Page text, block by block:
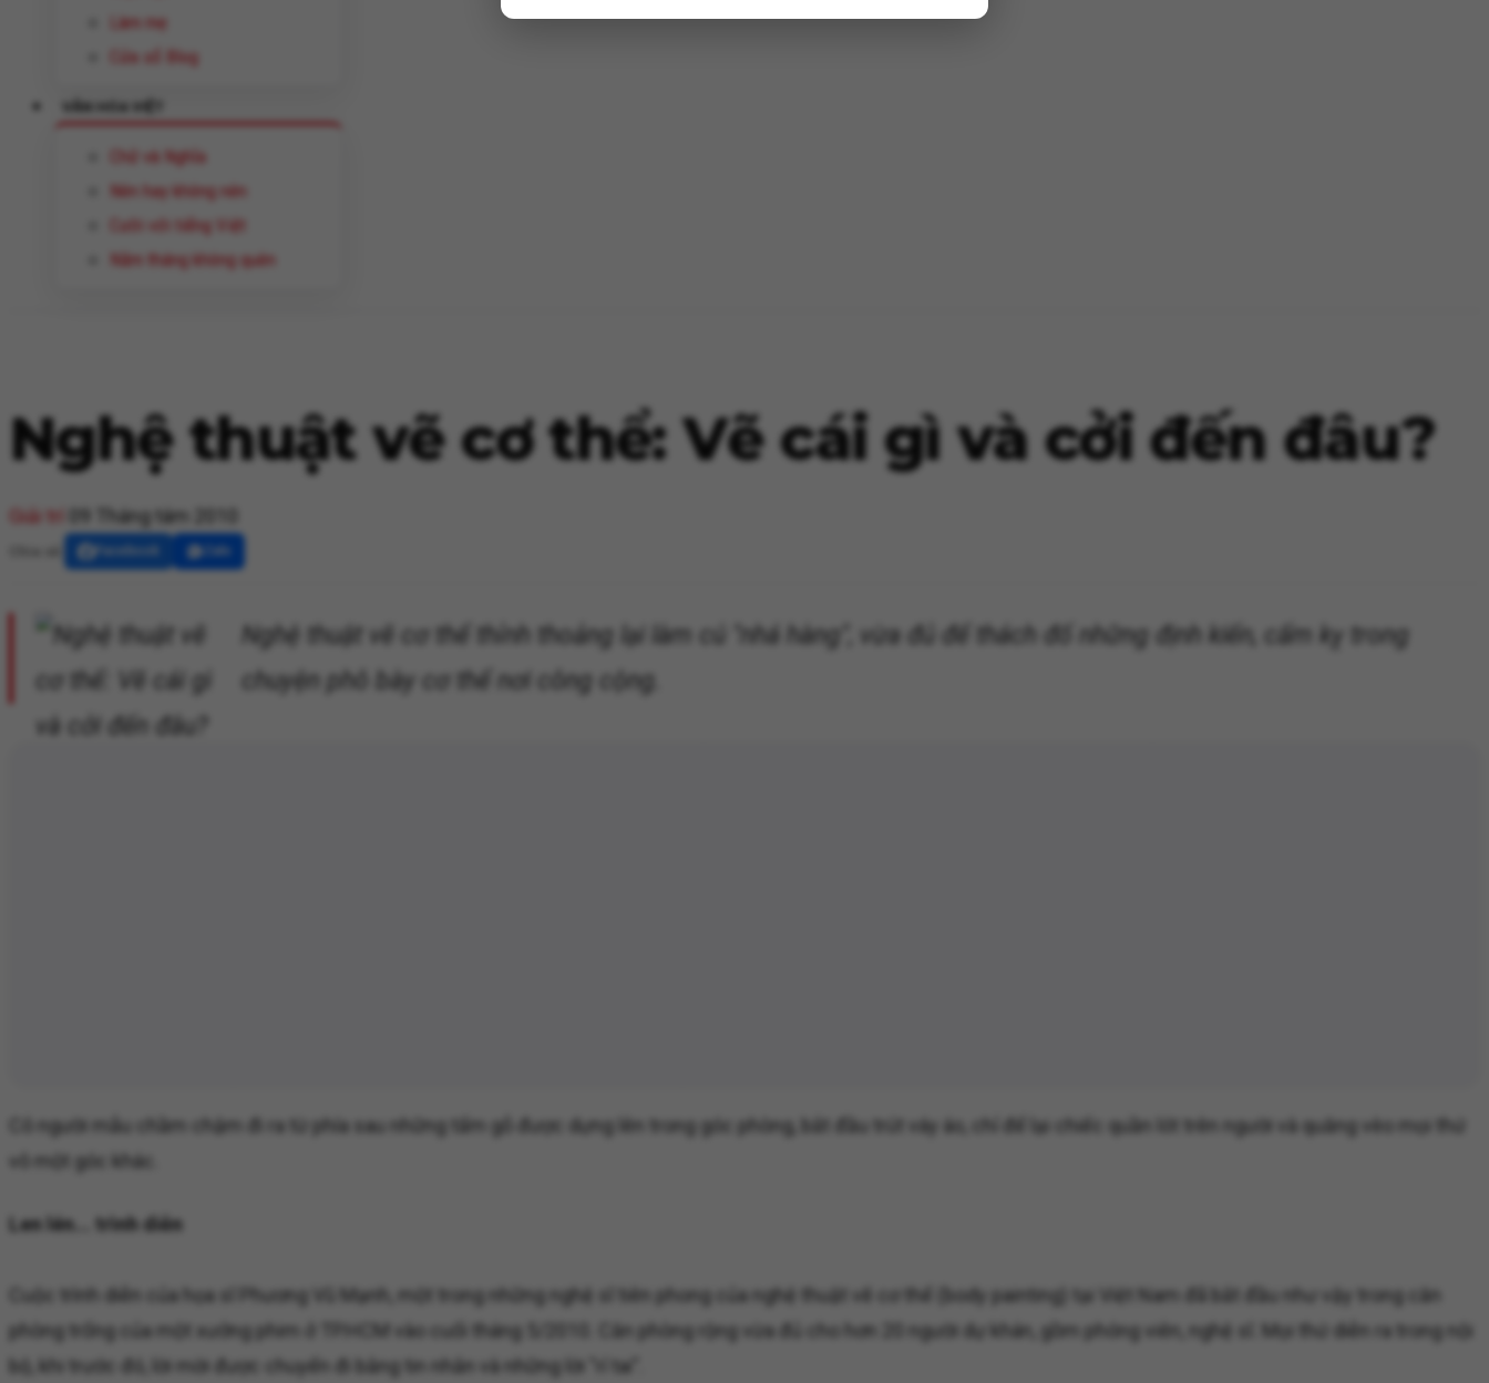
Làm mẹ
Cửa sổ Blog
VĂN HÓA VIỆT
Chữ và Nghĩa
Nên hay không nên
Cười với tiếng Việt
Năm tháng không quên
Nghệ thuật vẽ cơ thể: Vẽ cái gì và cởi đến đâu?
Giải trí 09 Tháng tám 2010
Nghệ thuật vẽ cơ thể thỉnh thoảng lại làm cú "nhá hàng", vừa đủ để thách đố những định kiến, cấm kỵ trong
chuyện phô bày cơ thể nơi công cộng.
Cô người mẫu chầm chậm đi ra từ phía sau những tấm gỗ được dựng lên trong góc phòng, bắt đầu trút váy áo, chỉ để lại chiếc quần lót trên người và quăng vèo mọi thứ
vô một góc khác.
Len lén... trình diễn
Cuộc trình diễn của họa sĩ Phương Vũ Mạnh, một trong những nghệ sĩ tiên phong của nghệ thuật vẽ cơ thể (body painting) tại Việt Nam đã bắt đầu như vậy trong căn
phòng trống của một xưởng phim ở TP.HCM vào cuối tháng 5/2010. Căn phòng rộng vừa đủ cho hơn 20 người dự khán, gồm phóng viên, nghệ sĩ. Mọi thứ diễn ra trong nội
bộ, khi trước đó, lời mời được chuyển đi bằng tin nhắn và những lời "rỉ tai".